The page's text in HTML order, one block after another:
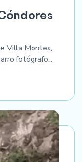
Villa Montes,
fotógrafo...